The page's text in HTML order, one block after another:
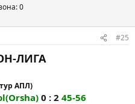
0
#25
ЛИГА
АПЛ)
0 : 2 45-56